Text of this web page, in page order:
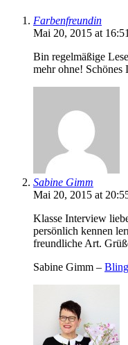
Farbenfreundin
Mai 20, 2015 at
Bin regelmäßige
mehr ohne! Schönes
Sabine Gimm
Mai 20, 2015 at
Klasse Interview
persönlich kennen
freundliche Art.
Sabine Gimm –